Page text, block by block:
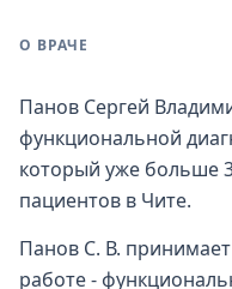
О ВРАЧЕ
Панов Сергей
функциональной
который уже больше
пациентов в Чите.
Панов С. В.
работе -